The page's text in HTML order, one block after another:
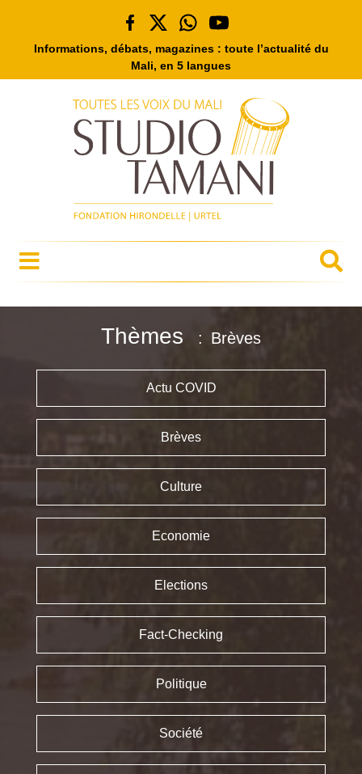
Informations, débats, magazines : toute l’actualité du
Mali, en 5 langues
Thèmes Brèves
Actu COVID
Brèves
Culture
Economie
Elections
Fact-Checking
Politique
Société